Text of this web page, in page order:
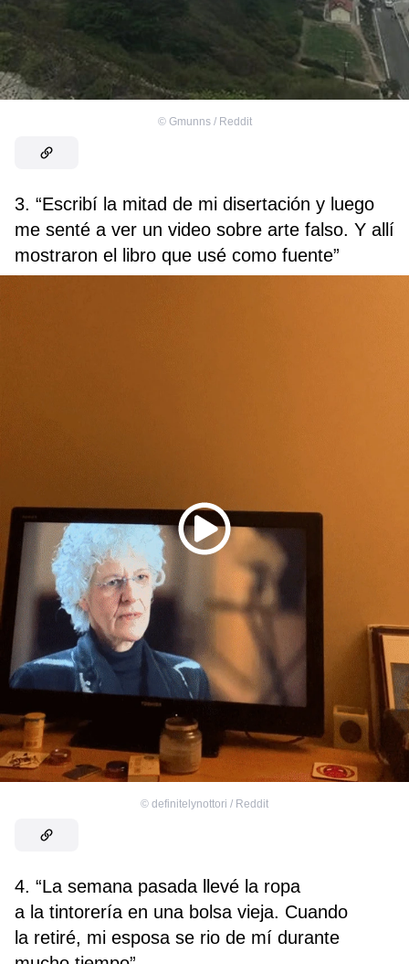
© Gmunns / Reddit
3. “Escribí la mitad de mi disertación y luego
me senté a ver un video sobre arte falso. Y allí
mostraron el libro que usé como fuente”
© definitelynottori / Reddit
4. “La semana pasada llevé la ropa
a la tintorería en una bolsa vieja. Cuando
la retiré, mi esposa se rio de mí durante